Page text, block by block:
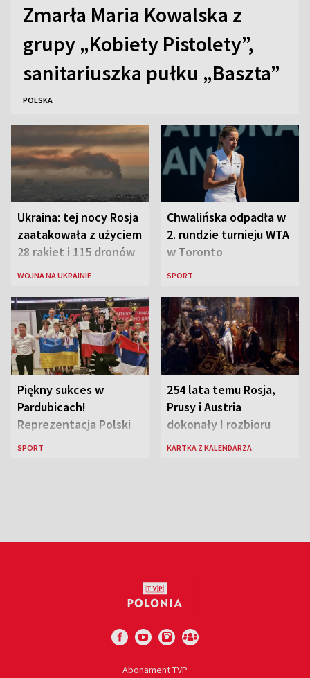
Zmarła Maria Kowalska z
grupy „Kobiety Pistolety”,
sanitariuszka pułku „Baszta”
POLSKA
Ukraina: tej nocy Rosja
zaatakowała z użyciem
28 rakiet i 115 dronów
WOJNA NA UKRAINIE
Chwalińska odpadła w
2. rundzie turnieju WTA
w Toronto
SPORT
Piękny sukces w
Pardubicach!
Reprezentacja Polski
wygrywa Drużynowe
SPORT
254 lata temu Rosja,
Prusy i Austria
dokonały I rozbioru
Polski
KARTKA Z KALENDARZA
Abonament TVP